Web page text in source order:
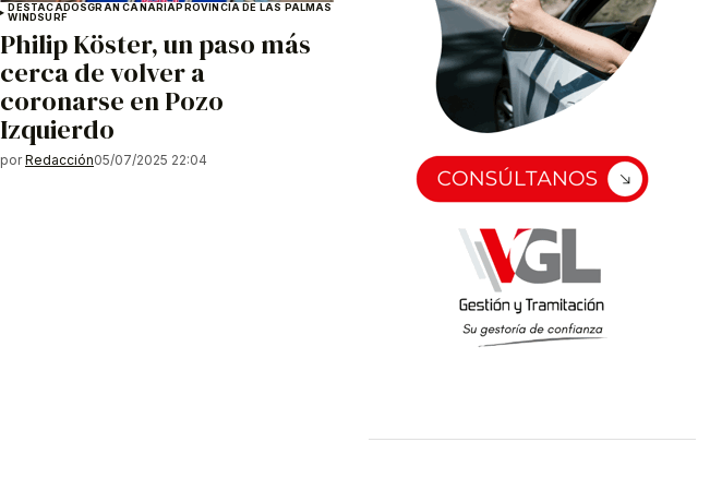
DESTACADOSGRAN CANARIAPROVINCIA DE LAS PALMAS
WINDSURF
Philip Köster, un paso más
cerca de volver a
coronarse en Pozo
Izquierdo
por Redacción05/07/2025 22:04